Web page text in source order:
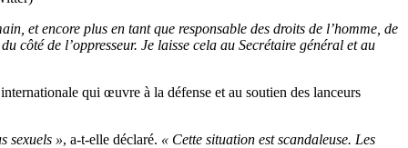
et encore plus en tant que responsable des droits de l’homme, de
côté de l’oppresseur. Je laisse cela au Secrétaire général et au
qui œuvre à la défense et au soutien des lanceurs
sexuels », a-t-elle déclaré. « Cette situation est scandaleuse. Les